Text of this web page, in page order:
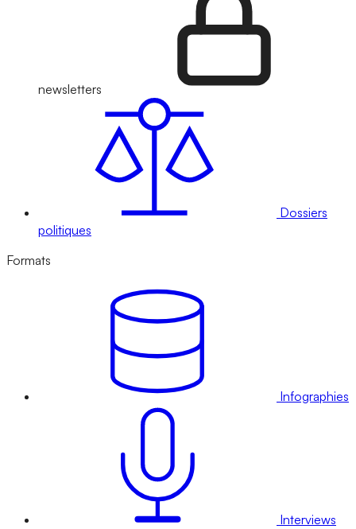
newsletters
Dossiers
politiques
Formats
Infographies
Interviews